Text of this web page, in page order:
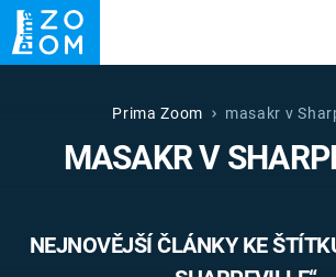
ZRÁDCI DRUHÁ
ZÁHADY VETŘELCI DÁVNOVĚKU
Prima Zoom masakr v
MASAKR V
NEJNOVĚJŠÍ ČLÁNKY KE